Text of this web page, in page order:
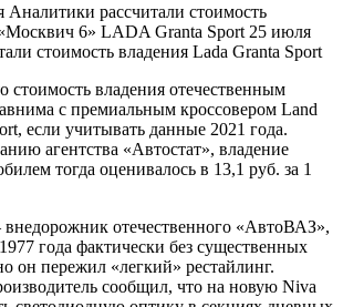
Аналитики рассчитали стоимость
6» LADA Granta Sport 25 июля
стоимость владения Lada Granta Sport
стоимость владения отечественным
с премиальным кроссовером Land
если учитывать данные 2021 года.
агентства «Автостат», владение
тогда оценивалось в 13,1 руб. за 1
внедорожник отечественного «АвтоВАЗ»,
года фактически без существенных
он пережил «легкий» рестайлинг.
сообщил, что на новую Niva